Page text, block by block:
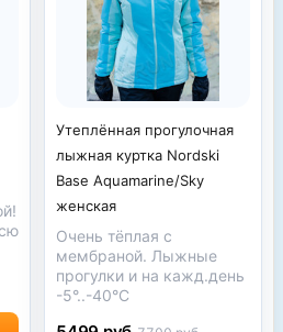
Утеплённая прогулочная
лыжная куртка Nordski
Base Aquamarine/Sky
женская
Очень тёплая с
мембраной. Лыжные
прогулки и на кажд.день
-5°..-40°С